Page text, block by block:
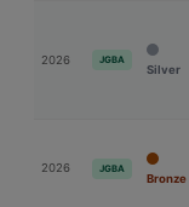
2026 JGBA
Silver
2026 JGBA
Bronze